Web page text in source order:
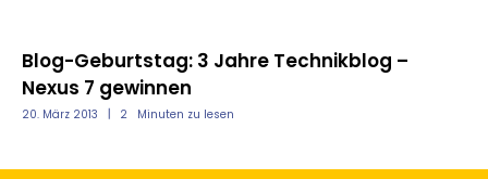
Blog-Geburtstag: 3 Jahre Technikblog –
Nexus 7 gewinnen
20. März 2013 2 Minuten zu lesen